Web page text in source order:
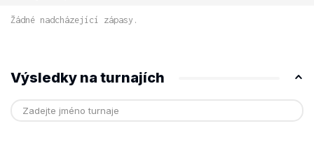
Žádné nadcházející zápasy.
Výsledky na turnajích